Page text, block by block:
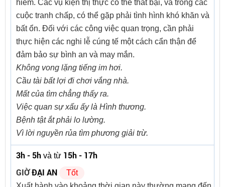
hiểm. Các vụ kiện thị thực có thể thất bại, và trong các
cuộc tranh chấp, có thể gặp phải tình hình khó khăn và
bất ổn. Đối với các công việc quan trọng, cần phải
thực hiện các nghi lễ cúng tế một cách cẩn thận để
đảm bảo sự bình an và may mắn.
Không vong lặng tiếng im hơi.
Cầu tài bất lợi đi chơi vắng nhà.
Mất của tìm chẳng thấy ra.
Việc quan sự xấu ấy là Hình thương.
Bệnh tật ắt phải lo lường.
Vì lời nguyền rủa tìm phương giải trừ.
3h - 5h và từ 15h - 17h
GIỜĐẠI AN
Tốt